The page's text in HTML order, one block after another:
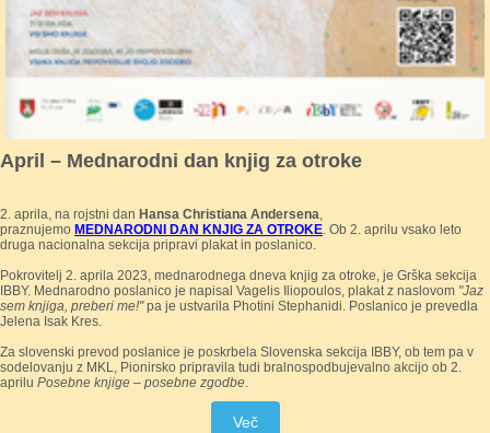
April – Mednarodni dan knjig za otroke
2. aprila, na rojstni dan Hansa Christiana Andersena,
praznujemo MEDNARODNI DAN KNJIG ZA OTROKE. Ob 2. aprilu vsako leto
druga nacionalna sekcija pripravi plakat in poslanico.
Pokrovitelj 2. aprila 2023, mednarodnega dneva knjig za otroke, je Grška sekcija
IBBY. Mednarodno poslanico je napisal Vagelis Iliopoulos, plakat z naslovom "Jaz
sem knjiga, preberi me!"pa je ustvarila Photini Stephanidi. Poslanico je prevedla
Jelena Isak Kres.
Za slovenski prevod poslanice je poskrbela Slovenska sekcija IBBY, ob tem pa v
sodelovanju z MKL, Pionirsko pripravila tudi bralnospodbujevalno akcijo ob 2.
aprilu Posebne knjige – posebne zgodbe.
Več